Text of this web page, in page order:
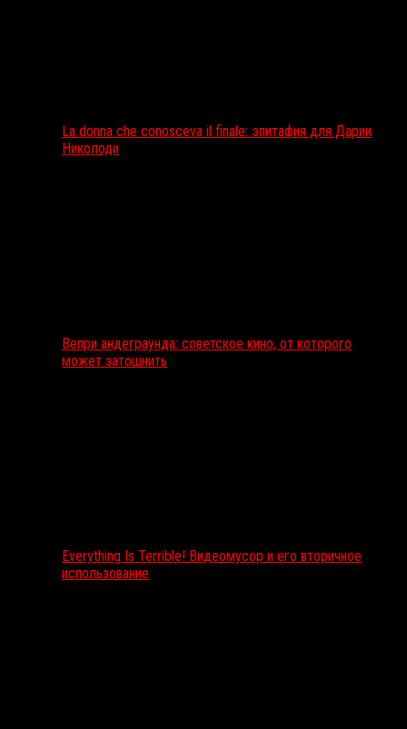
La donna che conosceva il finale: эпитафия для Дарии
Николоди
Вепри андеграунда: советское кино, от которого
может затошнить
Everything Is Terrible! Видеомусор и его вторичное
использование